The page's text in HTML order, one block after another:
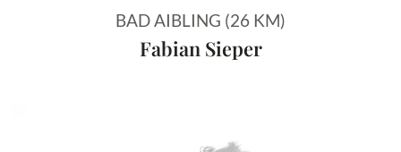
BAD AIBLING (26 KM)
Fabian Sieper